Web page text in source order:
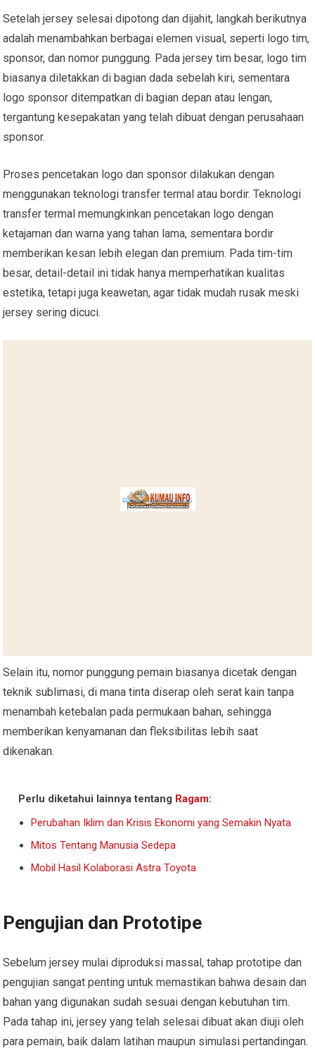
Setelah jersey selesai dipotong dan dijahit, langkah berikutnya
adalah menambahkan berbagai elemen visual, seperti logo tim,
sponsor, dan nomor punggung. Pada jersey tim besar, logo tim
biasanya diletakkan di bagian dada sebelah kiri, sementara
logo sponsor ditempatkan di bagian depan atau lengan,
tergantung kesepakatan yang telah dibuat dengan perusahaan
sponsor.
Proses pencetakan logo dan sponsor dilakukan dengan
menggunakan teknologi transfer termal atau bordir. Teknologi
transfer termal memungkinkan pencetakan logo dengan
ketajaman dan warna yang tahan lama, sementara bordir
memberikan kesan lebih elegan dan premium. Pada tim-tim
besar, detail-detail ini tidak hanya memperhatikan kualitas
estetika, tetapi juga keawetan, agar tidak mudah rusak meski
jersey sering dicuci.
Selain itu, nomor punggung pemain biasanya dicetak dengan
teknik sublimasi, di mana tinta diserap oleh serat kain tanpa
menambah ketebalan pada permukaan bahan, sehingga
memberikan kenyamanan dan fleksibilitas lebih saat
dikenakan.
Perlu diketahui lainnya tentang Ragam:
Perubahan Iklim dan Krisis Ekonomi yang Semakin Nyata
Mitos Tentang Manusia Sedepa
Mobil Hasil Kolaborasi Astra Toyota
Pengujian dan Prototipe
Sebelum jersey mulai diproduksi massal, tahap prototipe dan
pengujian sangat penting untuk memastikan bahwa desain dan
bahan yang digunakan sudah sesuai dengan kebutuhan tim.
Pada tahap ini, jersey yang telah selesai dibuat akan diuji oleh
para pemain, baik dalam latihan maupun simulasi pertandingan.